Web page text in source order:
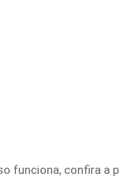
funciona, confira a